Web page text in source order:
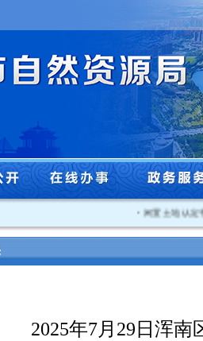
闲置土地认定
2025年7月29日浑